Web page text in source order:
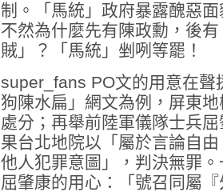
制。「馬統」政府暴露醜惡
不然為什麼先有陳政勳，後
賊」？「馬統」剉咧等罷！
super_fans PO文的用意在聲
狗陳水扁」網文為例，屏東
處分；再舉前陸軍儀隊士兵
果台北地院以「屬於言論自
他人犯罪意圖」，判決無罪
屈肇康的用心：「號召同屬